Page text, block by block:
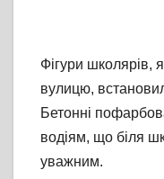
Фігури школярів,
вулицю,
Бетонні
водіям, що біля
уважним.